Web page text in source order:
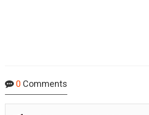
0 Comments